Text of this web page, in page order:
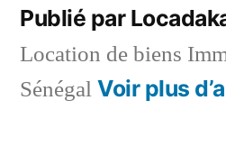
Publié par
Location de biens
Sénégal Voir plus